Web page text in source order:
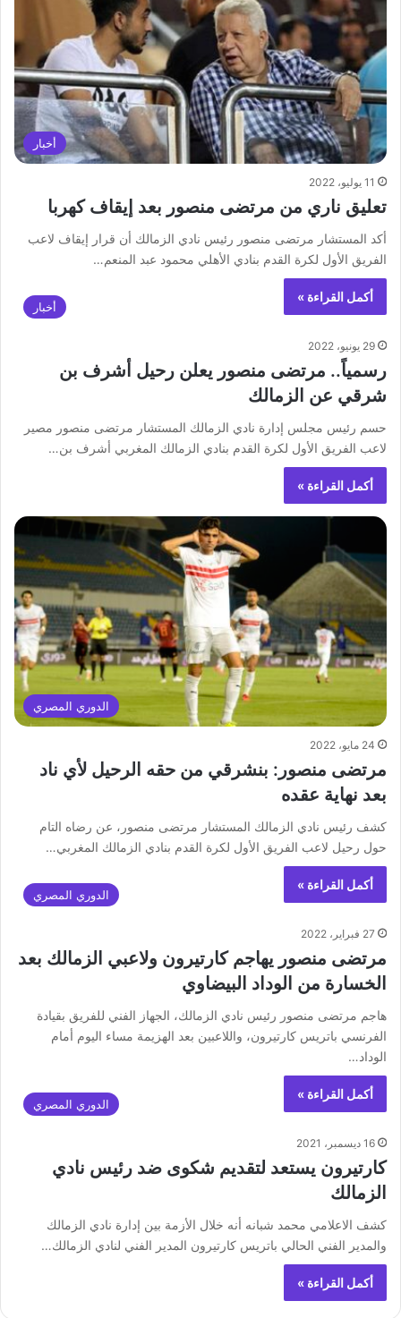
أخبار
11 يوليو، 2022
تعليق ناري من مرتضى منصور بعد إيقاف كهربا
أكد المستشار مرتضى منصور رئيس نادي الزمالك أن قرار إيقاف لاعب
الفريق الأول لكرة القدم بنادي الأهلي محمود عبد المنعم…
أكمل القراءة »
أخبار
29 يونيو، 2022
رسمياً.. مرتضى منصور يعلن رحيل أشرف بن
شرقي عن الزمالك
حسم رئيس مجلس إدارة نادي الزمالك المستشار مرتضى منصور مصير
لاعب الفريق الأول لكرة القدم بنادي الزمالك المغربي أشرف بن…
أكمل القراءة »
الدوري المصري
24 مايو، 2022
مرتضى منصور: بنشرقي من حقه الرحيل لأي ناد
بعد نهاية عقده
كشف رئيس نادي الزمالك المستشار مرتضى منصور، عن رضاه التام
حول رحيل لاعب الفريق الأول لكرة القدم بنادي الزمالك المغربي…
أكمل القراءة »
الدوري المصري
27 فبراير، 2022
مرتضى منصور يهاجم كارتيرون ولاعبي الزمالك بعد
الخسارة من الوداد البيضاوي
هاجم مرتضى منصور رئيس نادي الزمالك، الجهاز الفني للفريق بقيادة
الفرنسي باتريس كارتيرون، واللاعبين بعد الهزيمة مساء اليوم أمام
الوداد…
أكمل القراءة »
الدوري المصري
16 ديسمبر، 2021
كارتيرون يستعد لتقديم شكوى ضد رئيس نادي
الزمالك
كشف الاعلامي محمد شبانه أنه خلال الأزمة بين إدارة نادي الزمالك
والمدير الفني الحالي باتريس كارتيرون المدير الفني لنادي الزمالك…
أكمل القراءة »